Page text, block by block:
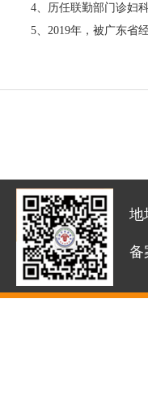
4、历任联勤部门诊妇科
5、2019年，被广东省经
地
备